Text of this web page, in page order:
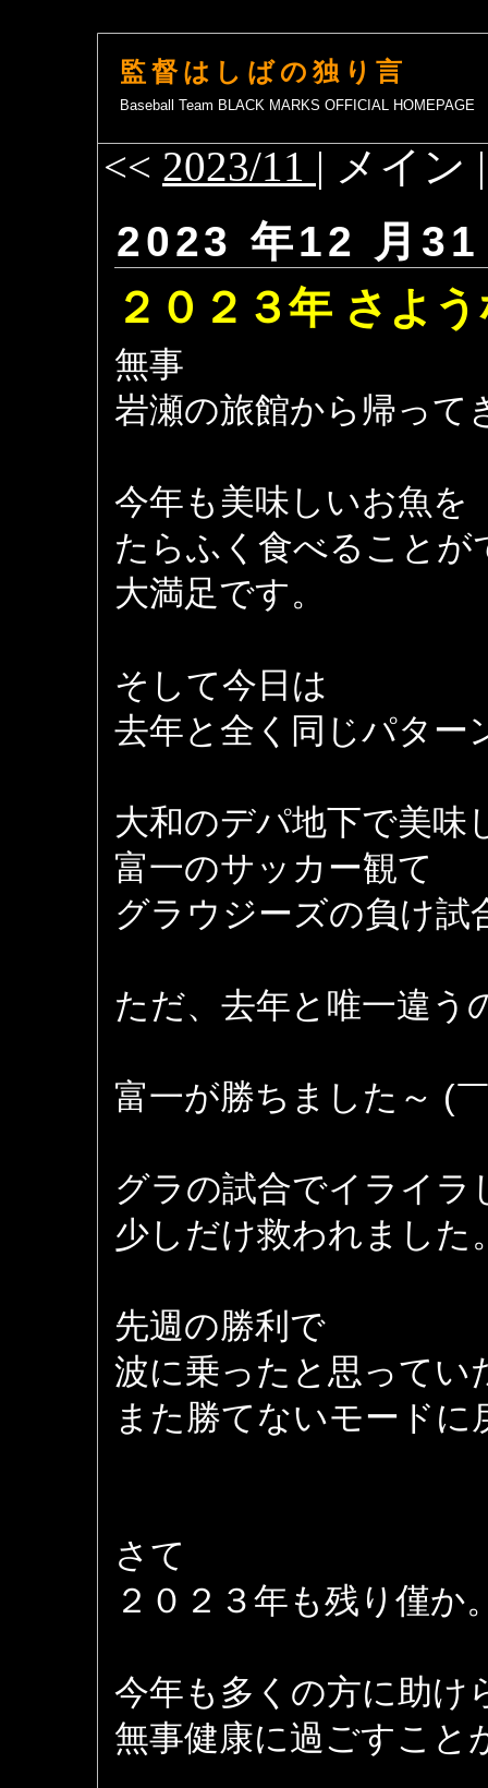
監督はしばの独り言
Baseball Team BLACK MARKS OFFICIAL HOMEPAGE
<< 2023/11 | メイン
2023 年12 月
２０２３年 さよ
無事
岩瀬の旅館から帰って
今年も美味しいお魚を
たらふく食べることが
大満足です。
そして今日は
去年と全く同じパター
大和のデパ地下で美味
富一のサッカー観て
グラウジーズの負け試
ただ、去年と唯一違う
富一が勝ちました～ (
グラの試合でイライラ
少しだけ救われました
先週の勝利で
波に乗ったと思ってい
また勝てないモードに
さて
２０２３年も残り僅か
今年も多くの方に助け
無事健康に過ごすこと